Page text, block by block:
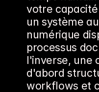
votre
un système
numérique
processus
l'inverse, une
d'abord
workflows et